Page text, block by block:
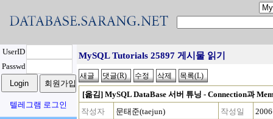
UserID
Passwd
텔레그램 로그인
MySQL Tutorials 25897 게시물 읽기
[옮김] MySQL DataBase 서버 튜닝 - Connection과
작성자
문태준(taejun) 작성일